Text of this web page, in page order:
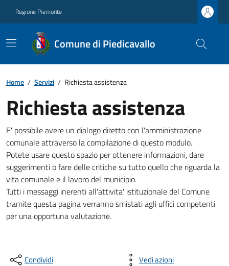
Regione Piemonte
Comune di Piedicavallo
Home / Servizi / Richiesta assistenza
Richiesta assistenza
E' possibile avere un dialogo diretto con l'amministrazione
comunale attraverso la compilazione di questo modulo.
Potete usare questo spazio per ottenere informazioni, dare
suggerimenti o fare delle critiche su tutto quello che riguarda la
vita comunale e il lavoro del municipio.
Tutti i messaggi inerenti all'attivita' istituzionale del Comune
tramite questa pagina verranno smistati agli uffici competenti
per una opportuna valutazione.
Condividi Vedi azioni